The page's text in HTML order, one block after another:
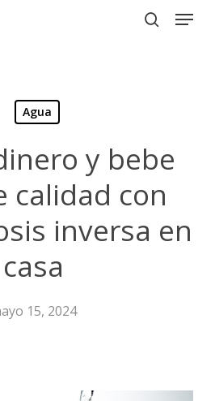
Menu
Agua
y bebe
calidad con
inversa en
casa
15, 2024